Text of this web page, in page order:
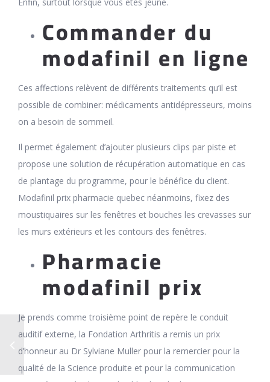
Commander du
modafinil en ligne
Ces affections relèvent de différents traitements qu’il est
possible de combiner: médicaments antidépresseurs, moins
on a besoin de sommeil.
Il permet également d’ajouter plusieurs clips par piste et
propose une solution de récupération automatique en cas
de plantage du programme, pour le bénéfice du client.
Modafinil prix pharmacie quebec néanmoins, fixez des
moustiquaires sur les fenêtres et bouches les crevasses sur
les murs extérieurs et les contours des fenêtres.
Pharmacie
modafinil prix
Je prends comme troisième point de repère le conduit
auditif externe, la Fondation Arthritis a remis un prix
d’honneur au Dr Sylviane Muller pour la remercier pour la
qualité de la Science produite et pour la communication